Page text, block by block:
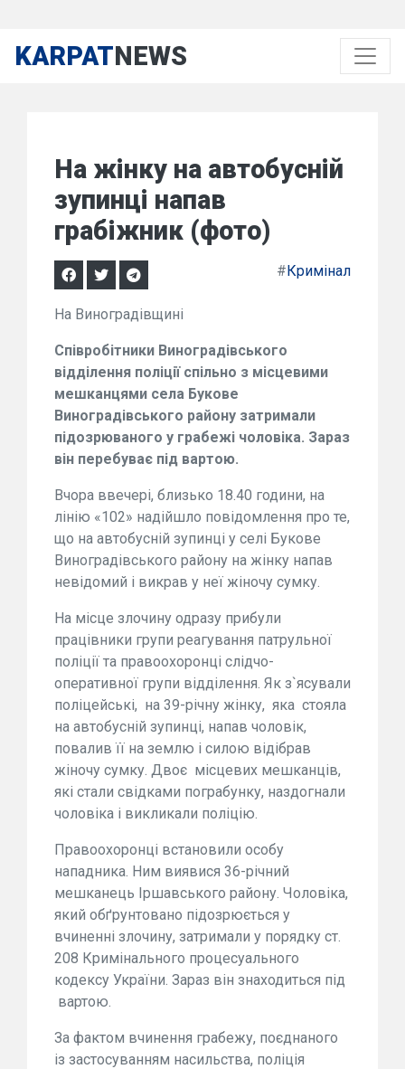
KARPATNEWS
На жінку на автобусній
зупинці напав
грабіжник (фото)
#Кримінал
На Виноградівщині
Співробітники Виноградівського
відділення поліції спільно з місцевими
мешканцями села Букове
Виноградівського району затримали
підозрюваного у грабежі чоловіка. Зараз
він перебуває під вартою.
Вчора ввечері, близько 18.40 години, на
лінію «102» надійшло повідомлення про те,
що на автобусній зупинці у селі Букове
Виноградівського району на жінку напав
невідомий і викрав у неї жіночу сумку.
На місце злочину одразу прибули
працівники групи реагування патрульної
поліції та правоохоронці слідчо-
оперативної групи відділення. Як з`ясували
поліцейські, на 39-річну жінку, яка стояла
на автобусній зупинці, напав чоловік,
повалив її на землю і силою відібрав
жіночу сумку. Двоє місцевих мешканців,
які стали свідками пограбунку, наздогнали
чоловіка і викликали поліцію.
Правоохоронці встановили особу
нападника. Ним виявися 36-річний
мешканець Іршавського району. Чоловіка,
який обґрунтовано підозрюється у
вчиненні злочину, затримали у порядку ст.
208 Кримінального процесуального
кодексу України. Зараз він знаходиться під
вартою.
За фактом вчинення грабежу, поєднаного
із застосуванням насильства, поліція